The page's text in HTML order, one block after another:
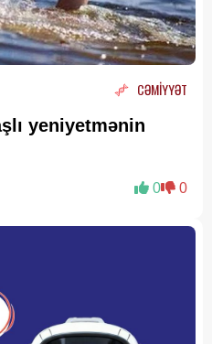
CƏMİYYƏT
yeniyetmənin
0 0